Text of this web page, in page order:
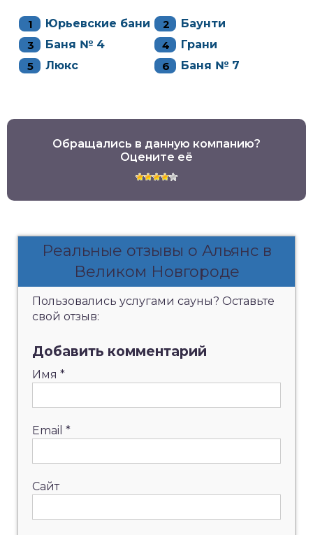
Юрьевские бани
Баунти
Баня № 4
Грани
Люкс
Баня № 7
Обращались в данную компанию?
Оцените её
Реальные отзывы о Альянс в
Великом Новгороде
Пользовались услугами сауны? Оставьте
свой отзыв:
Добавить комментарий
Имя *
Email *
Сайт